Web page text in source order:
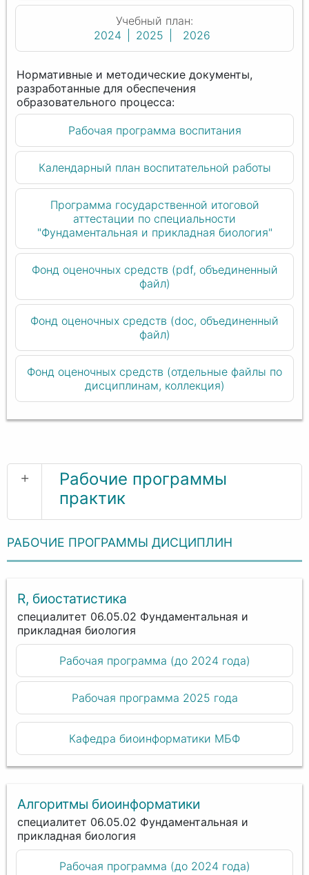
Учебный план:
2024
2025 2026
Рабочая программа воспитания
Календарный план воспитательной работы
Программа государственной итоговой
аттестации по специальности
"Фундаментальная и прикладная биология"
Фонд оценочных средств (pdf, объединенный
файл)
Фонд оценочных средств (doc, объединенный
файл)
Фонд оценочных средств (отдельные файлы по
дисциплинам, коллекция)
+
Рабочие программы
практик
РАБОЧИЕ ПРОГРАММЫ ДИСЦИПЛИН
R, биостатистика
специалитет 06.05.02 Фундаментальная и
прикладная биология
Рабочая программа (до 2024 года)
Рабочая программа 2025 года
Кафедра биоинформатики МБФ
Алгоритмы биоинформатики
специалитет 06.05.02 Фундаментальная и
прикладная биология
Рабочая программа (до 2024 года)